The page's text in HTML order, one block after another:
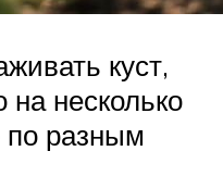
куст,
на несколько
по разным